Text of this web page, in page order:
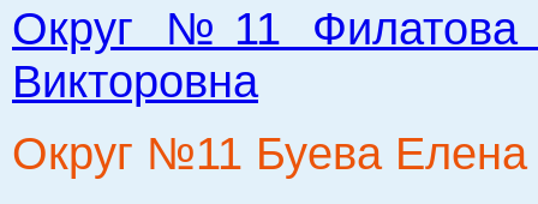
Округ №11 Филатова
Викторовна
Округ №11 Буева